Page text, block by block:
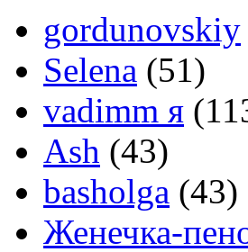
gordunovskiy
Selena (51)
vadimm я
Ash (43)
basholga (43)
Женечка-